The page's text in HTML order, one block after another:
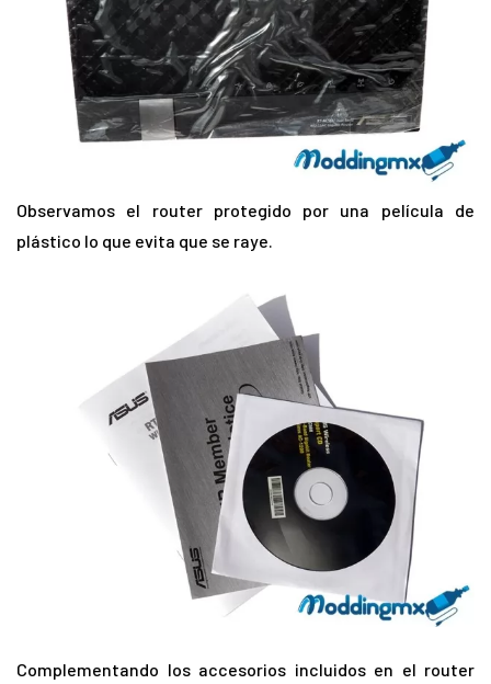
Observamos el router protegido por una película de
plástico lo que evita que se raye.
Complementando los accesorios incluidos en el router